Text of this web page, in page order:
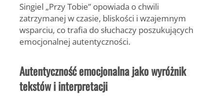
Singiel „Przy Tobie” opowiada o chwili
zatrzymanej w czasie, bliskości i wzajemnym
wsparciu, co trafia do słuchaczy poszukujących
emocjonalnej autentyczności.
Autentyczność emocjonalna jako wyróżnik
tekstów i interpretacji